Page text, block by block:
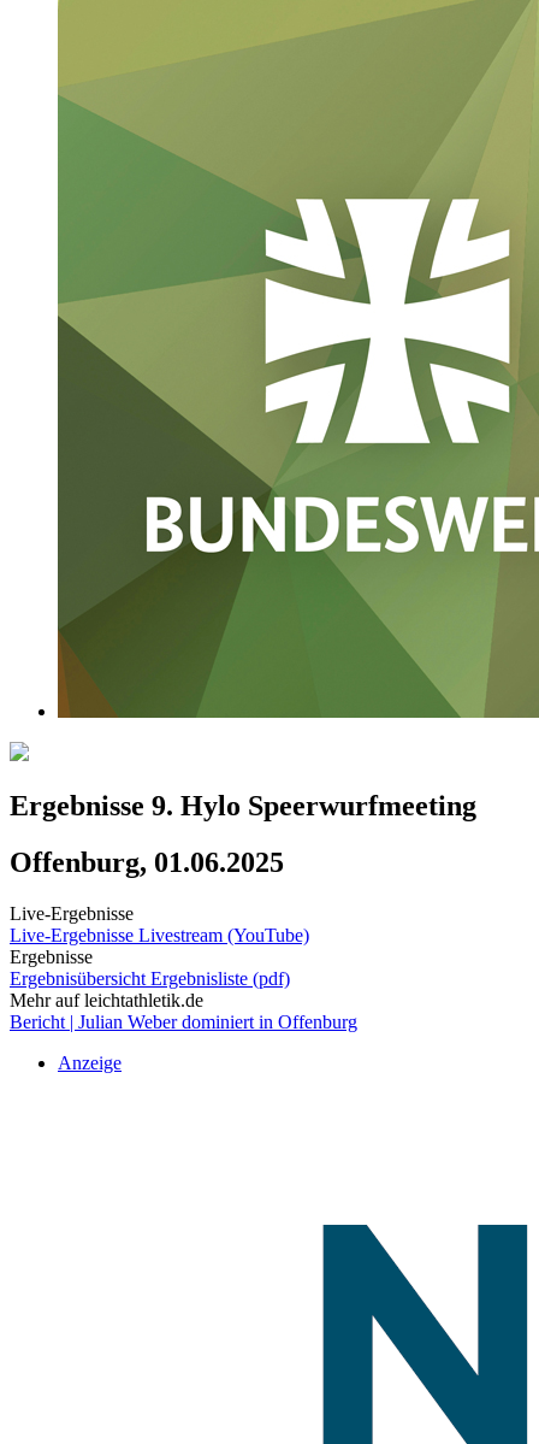
Ergebnisse 9. Hylo Speerwurfmeeting
Offenburg, 01.06.2025
Live-Ergebnisse
Live-Ergebnisse Livestream (YouTube)
Ergebnisse
Ergebnisübersicht Ergebnisliste (pdf)
Mehr auf leichtathletik.de
Bericht | Julian Weber dominiert in Offenburg
Anzeige